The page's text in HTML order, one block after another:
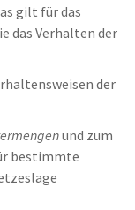
gilt für das
das Verhalten der
der
und zum
bestimmte